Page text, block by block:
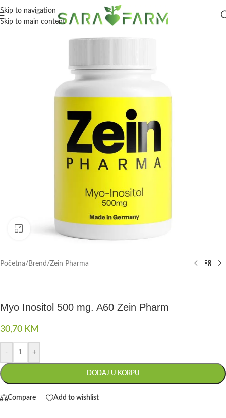
Skip to navigation
Skip to main content
Početna/Brend /Zein Pharma
Myo Inositol 500 mg. A60 Zein Pharm
30,70 KM
- +
DODAJ U KORPU
Compare Add to wishlist